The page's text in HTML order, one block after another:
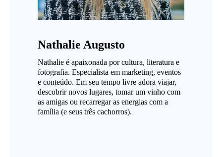
Nathalie Augusto
Nathalie é apaixonada por cultura, literatura e
fotografia. Especialista em marketing, eventos
e conteúdo. Em seu tempo livre adora viajar,
descobrir novos lugares, tomar um vinho com
as amigas ou recarregar as energias com a
família (e seus três cachorros).